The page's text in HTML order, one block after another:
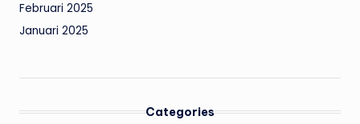
Februari 2025
Januari 2025
Categories